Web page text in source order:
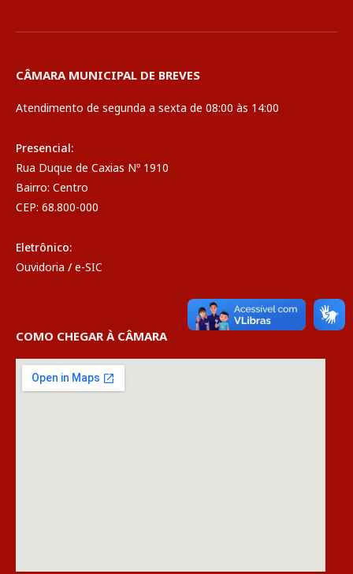
CÂMARA MUNICIPAL DE BREVES
Atendimento de segunda a sexta de 08:00 às 14:00
Presencial:
Rua Duque de Caxias Nº 1910
Bairro: Centro
CEP: 68.800-000
Eletrônico:
Ouvidoria / e-SIC
COMO CHEGAR À CÂMARA